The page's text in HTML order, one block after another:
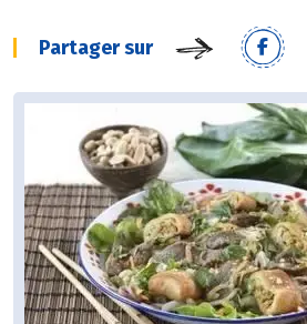
Partager sur